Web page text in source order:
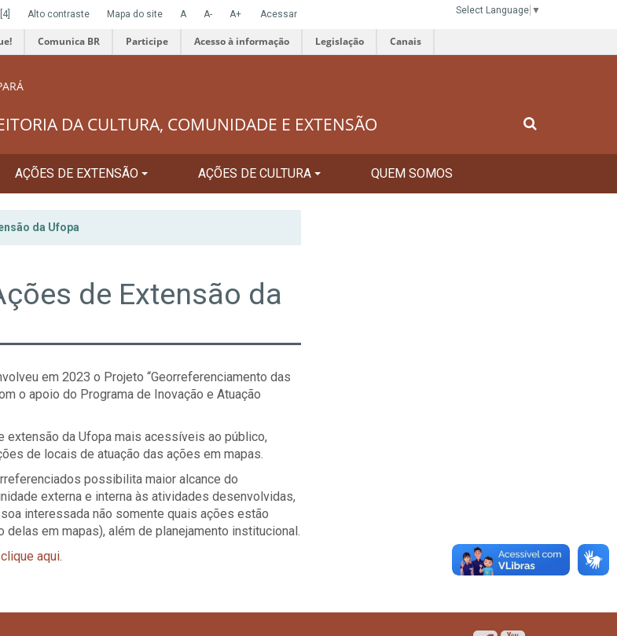
[4] Alto contraste Mapa do site A A- A+ Acessar Select Language ▼
Comunica BR Participe Acesso à informação Legislação Canais
DA CULTURA, COMUNIDADE E EXTENSÃO
AÇÕES DE EXTENSÃO AÇÕES DE CULTURA QUEM SOMOS
da Ufopa
de Extensão da
em 2023 o Projeto “Georreferenciamento das
o apoio do Programa de Inovação e Atuação
da Ufopa mais acessíveis ao público,
de locais de atuação das ações em mapas.
possibilita maior alcance do
externa e interna às atividades desenvolvidas,
interessada não somente quais ações estão
em mapas), além de planejamento institucional.
clique aqui.